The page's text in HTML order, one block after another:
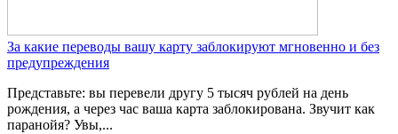
За какие переводы вашу карту заблокируют мгновенно и без
предупреждения
Представьте: вы перевели другу 5 тысяч рублей на день
рождения, а через час ваша карта заблокирована. Звучит как
паранойя? Увы,...